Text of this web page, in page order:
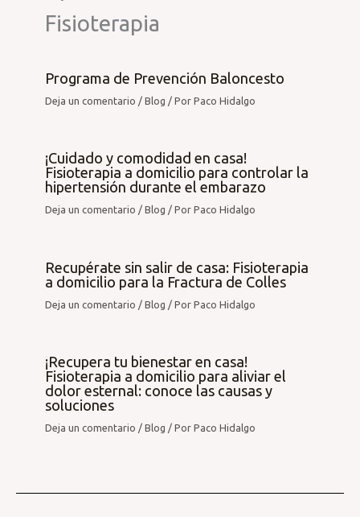
Fisioterapia
Programa de Prevención Baloncesto
Deja un comentario /Blog / PorPaco Hidalgo
¡Cuidado y comodidad en casa!
Fisioterapia a domicilio para controlar la
hipertensión durante el embarazo
Deja un comentario /Blog / PorPaco Hidalgo
Recupérate sin salir de casa: Fisioterapia
a domicilio para la Fractura de Colles
Deja un comentario /Blog / PorPaco Hidalgo
¡Recupera tu bienestar en casa!
Fisioterapia a domicilio para aliviar el
dolor esternal: conoce las causas y
soluciones
Deja un comentario /Blog / PorPaco Hidalgo